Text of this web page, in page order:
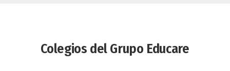
Colegios del Grupo Educare